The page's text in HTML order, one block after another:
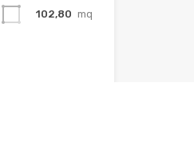
102,80 mq